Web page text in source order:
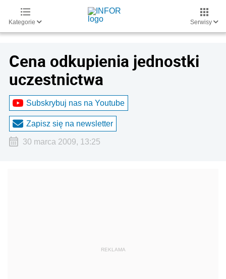
Kategorie Serwisy
Cena odkupienia jednostki
uczestnictwa
Subskrybuj nas na Youtube
Zapisz się na newsletter
30 marca 2009, 13:25